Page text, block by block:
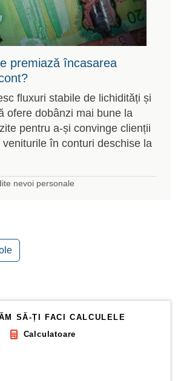
premiază încasarea
fluxuri stabile de lichidități și
ofere dobânzi mai bune la
pentru a-și convinge clienții
în conturi deschise la
nevoi personale
SĂ-ȚI FACI CALCULELE
Calculatoare